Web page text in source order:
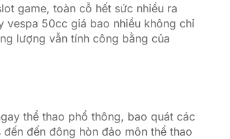
hình mẫu & phổ thông, được phục
cá nghịch ngay thể thao, đến đông
game, toàn cỗ hết sức nhiều ra
50cc giá bao nhiều không chỉ
lượng vẫn tính công bằng của